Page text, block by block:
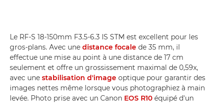
Le RF-S 18-150mm F3.5-6.3 IS STM est excellent pour les
gros-plans. Avec une distance focale de 35 mm, il
effectue une mise au point à une distance de 17 cm
seulement et offre un grossissement maximal de 0,59x,
avec une stabilisation d'image optique pour garantir des
images nettes même lorsque vous photographiez à main
levée. Photo prise avec un Canon EOS R10 équipé d'un